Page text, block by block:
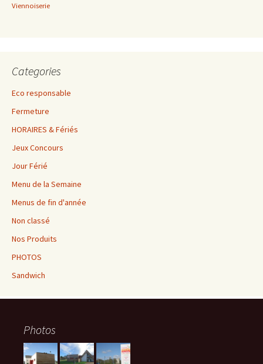
Viennoiserie
Categories
Eco responsable
Fermeture
HORAIRES & Fériés
Jeux Concours
Jour Férié
Menu de la Semaine
Menus de fin d'année
Non classé
Nos Produits
PHOTOS
Sandwich
Photos